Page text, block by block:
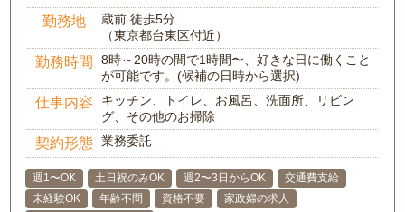
勤務地
蔵前 徒歩5分
（東京都台東区付近）
勤務時間
8時～20時の間で1時間〜、好きな日に働くこと
が可能です。(候補の日時から選択)
仕事内容
キッチン、トイレ、お風呂、洗面所、リビン
グ、その他のお掃除
契約形態 業務委託
週1〜OK 土日祝のみOK 週2〜3日からOK
交通費支給
未経験OK
年齢不問 資格不要
家政婦の求人